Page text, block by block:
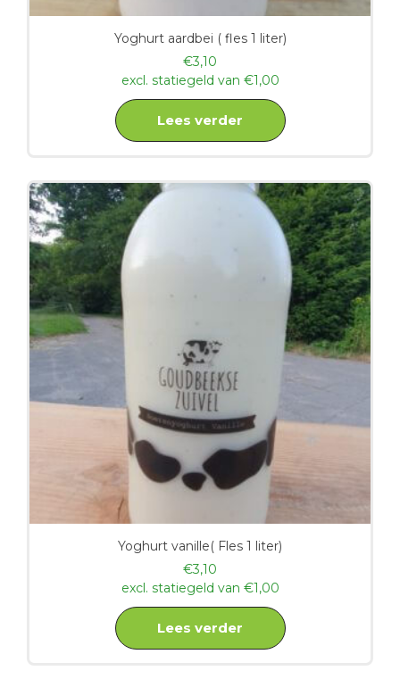
Yoghurt aardbei ( fles 1 liter)
€3,10
excl. statiegeld van €1,00
Lees verder
Yoghurt vanille( Fles 1 liter)
€3,10
excl. statiegeld van €1,00
Lees verder